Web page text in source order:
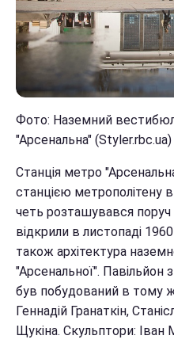
Фото: Наземний
"Арсенальна" (Styler.rbc.ua)
Станція метро
станцією метрополітену
четь розташувався
відкрили в листопаді
також архітектура
"Арсенальної".
був побудований в тому ж
Геннадій Гранаткін,
Щукіна. Скульптори: Іван